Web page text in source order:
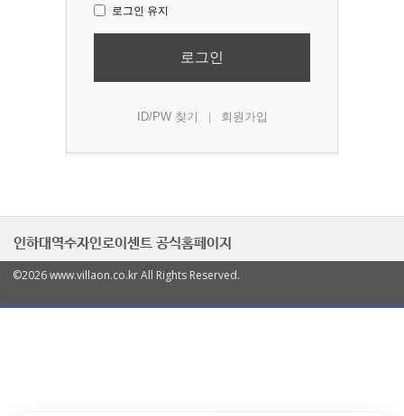
로그인 유지
로그인
ID/PW 찾기 회원가입
인하대역수자인로이센트 공식홈페이지
©2026 www.villaon.co.kr All Rights Reserved.